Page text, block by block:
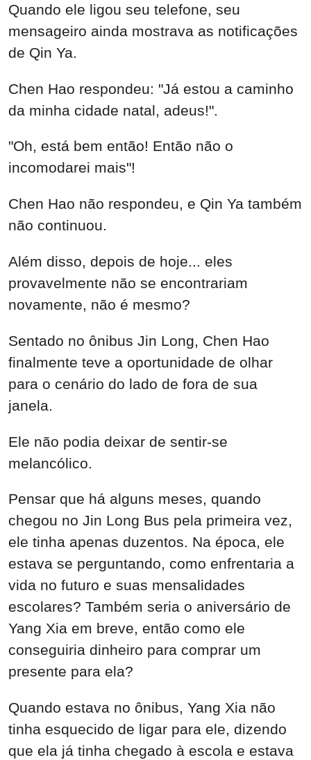
Quando ele ligou seu telefone, seu
mensageiro ainda mostrava as notificações
de Qin Ya.
Chen Hao respondeu: "Já estou a caminho
da minha cidade natal, adeus!".
"Oh, está bem então! Então não o
incomodarei mais"!
Chen Hao não respondeu, e Qin Ya também
não continuou.
Além disso, depois de hoje... eles
provavelmente não se encontrariam
novamente, não é mesmo?
Sentado no ônibus Jin Long, Chen Hao
finalmente teve a oportunidade de olhar
para o cenário do lado de fora de sua
janela.
Ele não podia deixar de sentir-se
melancólico.
Pensar que há alguns meses, quando
chegou no Jin Long Bus pela primeira vez,
ele tinha apenas duzentos. Na época, ele
estava se perguntando, como enfrentaria a
vida no futuro e suas mensalidades
escolares? Também seria o aniversário de
Yang Xia em breve, então como ele
conseguiria dinheiro para comprar um
presente para ela?
Quando estava no ônibus, Yang Xia não
tinha esquecido de ligar para ele, dizendo
que ela já tinha chegado à escola e estava